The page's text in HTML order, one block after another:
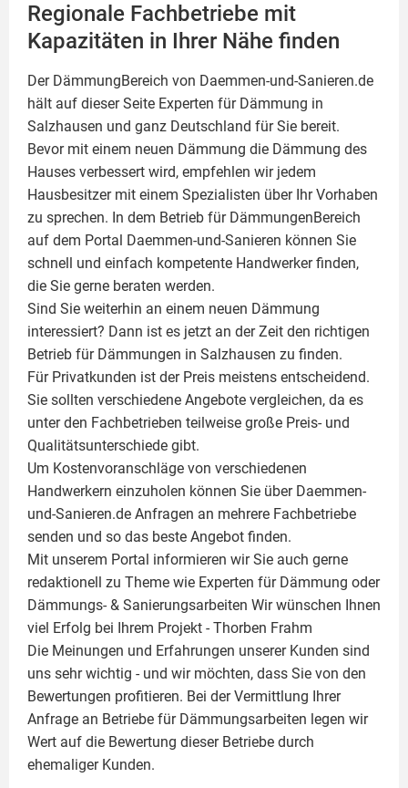
Regionale Fachbetriebe mit
Kapazitäten in Ihrer Nähe finden
Der DämmungBereich von Daemmen-und-Sanieren.de
hält auf dieser Seite Experten für Dämmung in
Salzhausen und ganz Deutschland für Sie bereit.
Bevor mit einem neuen Dämmung die Dämmung des
Hauses verbessert wird, empfehlen wir jedem
Hausbesitzer mit einem Spezialisten über Ihr Vorhaben
zu sprechen. In dem Betrieb für DämmungenBereich
auf dem Portal Daemmen-und-Sanieren können Sie
schnell und einfach kompetente Handwerker finden,
die Sie gerne beraten werden.
Sind Sie weiterhin an einem neuen Dämmung
interessiert? Dann ist es jetzt an der Zeit den richtigen
Betrieb für Dämmungen in Salzhausen zu finden.
Für Privatkunden ist der Preis meistens entscheidend.
Sie sollten verschiedene Angebote vergleichen, da es
unter den Fachbetrieben teilweise große Preis- und
Qualitätsunterschiede gibt.
Um Kostenvoranschläge von verschiedenen
Handwerkern einzuholen können Sie über Daemmen-
und-Sanieren.de Anfragen an mehrere Fachbetriebe
senden und so das beste Angebot finden.
Mit unserem Portal informieren wir Sie auch gerne
redaktionell zu Theme wie Experten für Dämmung oder
Dämmungs- & Sanierungsarbeiten Wir wünschen Ihnen
viel Erfolg bei Ihrem Projekt - Thorben Frahm
Die Meinungen und Erfahrungen unserer Kunden sind
uns sehr wichtig - und wir möchten, dass Sie von den
Bewertungen profitieren. Bei der Vermittlung Ihrer
Anfrage an Betriebe für Dämmungsarbeiten legen wir
Wert auf die Bewertung dieser Betriebe durch
ehemaliger Kunden.